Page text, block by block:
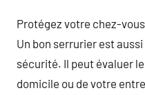
Protégez votre chez-vous
Un bon serrurier est
sécurité. Il peut évaluer
domicile ou de votre